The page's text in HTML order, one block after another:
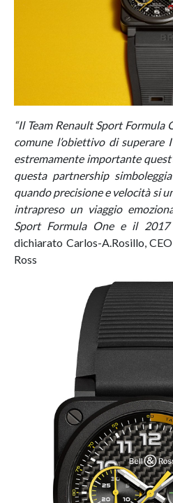
“Il Team Renault Sport Formula
comune l’obiettivo di
estremamente importante
questa partnership
quando precisione e velocità si
intrapreso un viaggio
Sport Formula One e il 2017
dichiarato Carlos-A.Rosillo,
Ross